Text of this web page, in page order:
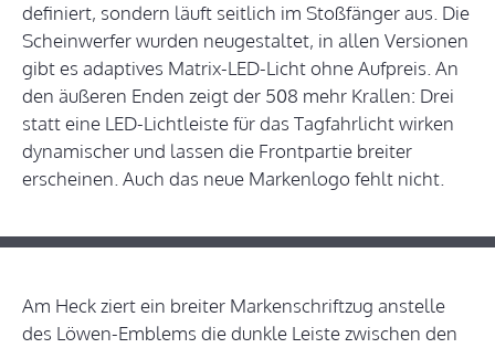
definiert, sondern läuft seitlich im Stoßfänger aus. Die
Scheinwerfer wurden neugestaltet, in allen Versionen
gibt es adaptives Matrix-LED-Licht ohne Aufpreis. An
den äußeren Enden zeigt der 508 mehr Krallen: Drei
statt eine LED-Lichtleiste für das Tagfahrlicht wirken
dynamischer und lassen die Frontpartie breiter
erscheinen. Auch das neue Markenlogo fehlt nicht.
Am Heck ziert ein breiter Markenschriftzug anstelle
des Löwen-Emblems die dunkle Leiste zwischen den